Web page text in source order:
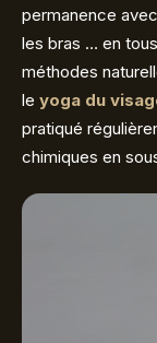
permanence
les bras … en
méthodes
le yoga du
pratiqué
chimiques en